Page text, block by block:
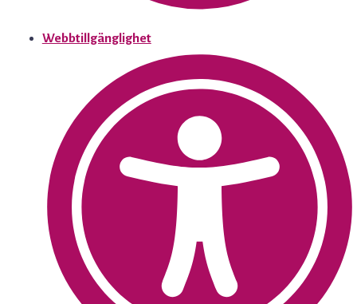
Webbtillgänglighet